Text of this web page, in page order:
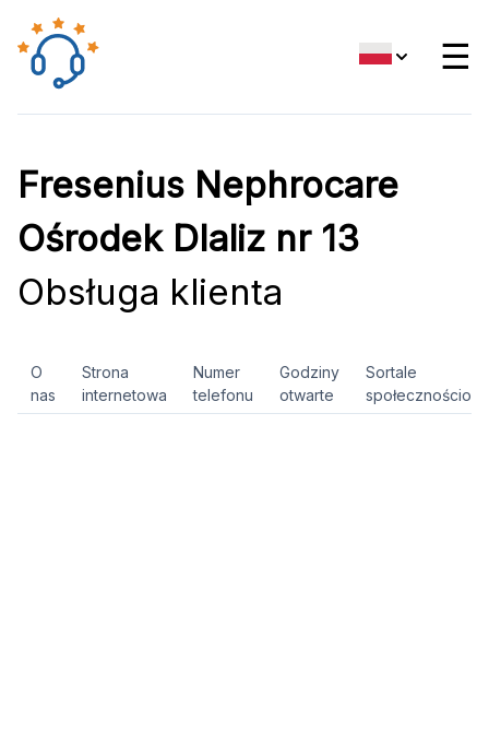
☰
Fresenius Nephrocare
Ośrodek DIaliz nr 13
Obsługa klienta
O
nas
Strona
internetowa
Numer
telefonu
Godziny
otwarte
Sortale